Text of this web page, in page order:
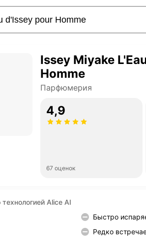
Issey Miyake
Homme
Парфюмерия
4,9
67 оценок
Alice AI
Быстро
Редко